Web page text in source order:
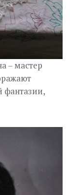
– мастер
фантазии,